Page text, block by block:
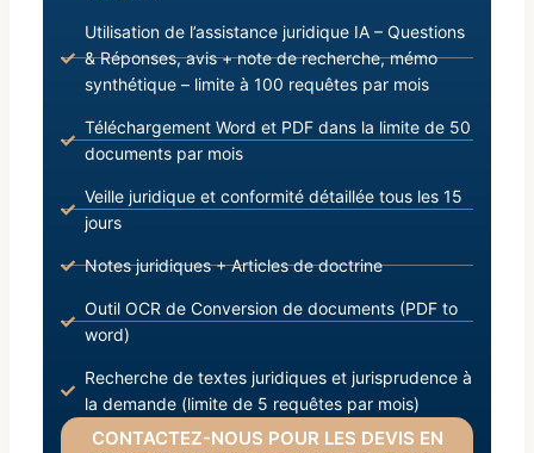
Utilisation de l’assistance juridique IA – Questions
& Réponses, avis + note de recherche, mémo
synthétique – limite à 100 requêtes par mois
Téléchargement Word et PDF dans la limite de 50
documents par mois
Veille juridique et conformité détaillée tous les 15
jours
Notes juridiques + Articles de doctrine
Outil OCR de Conversion de documents (PDF to
word)
Recherche de textes juridiques et jurisprudence à
la demande (limite de 5 requêtes par mois)
CONTACTEZ-NOUS POUR LES DEVIS EN